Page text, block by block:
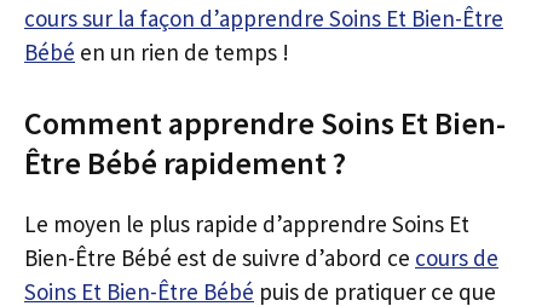
cours sur la façon d’apprendre Soins Et Bien-Être
Bébé en un rien de temps !
Comment apprendre Soins Et Bien-
Être Bébé rapidement ?
Le moyen le plus rapide d’apprendre Soins Et
Bien-Être Bébé est de suivre d’abord ce cours de
Soins Et Bien-Être Bébé puis de pratiquer ce que